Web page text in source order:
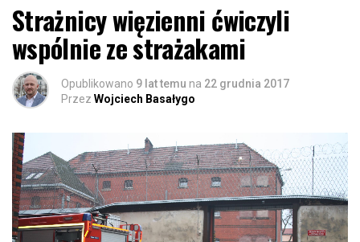
Strażnicy więzienni ćwiczyli
wspólnie ze strażakami
Opublikowano 9 lat temu na 22 grudnia 2017
Przez Wojciech Basałygo